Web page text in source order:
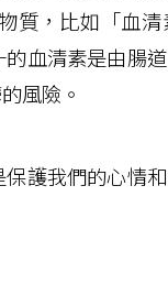
質，比如「血
血清素是由腸
風險。
護我們的心情